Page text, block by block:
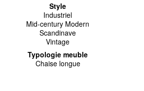
Style
Industriel
Mid-century Modern
Scandinave
Vintage
Typologie meuble
Chaise longue